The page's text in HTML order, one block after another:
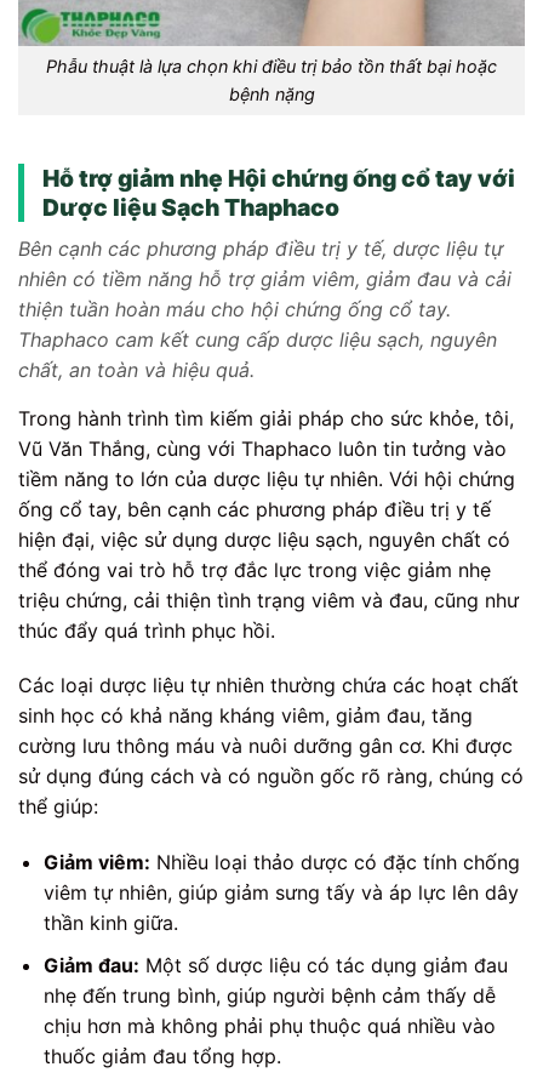
Phẫu thuật là lựa chọn khi điều trị bảo tồn thất bại hoặc
bệnh nặng
Hỗ trợ giảm nhẹ Hội chứng ống cổ tay với
Dược liệu Sạch Thaphaco
Bên cạnh các phương pháp điều trị y tế, dược liệu tự
nhiên có tiềm năng hỗ trợ giảm viêm, giảm đau và cải
thiện tuần hoàn máu cho hội chứng ống cổ tay.
Thaphaco cam kết cung cấp dược liệu sạch, nguyên
chất, an toàn và hiệu quả.
Trong hành trình tìm kiếm giải pháp cho sức khỏe, tôi,
Vũ Văn Thắng, cùng với Thaphaco luôn tin tưởng vào
tiềm năng to lớn của dược liệu tự nhiên. Với hội chứng
ống cổ tay, bên cạnh các phương pháp điều trị y tế
hiện đại, việc sử dụng dược liệu sạch, nguyên chất có
thể đóng vai trò hỗ trợ đắc lực trong việc giảm nhẹ
triệu chứng, cải thiện tình trạng viêm và đau, cũng như
thúc đẩy quá trình phục hồi.
Các loại dược liệu tự nhiên thường chứa các hoạt chất
sinh học có khả năng kháng viêm, giảm đau, tăng
cường lưu thông máu và nuôi dưỡng gân cơ. Khi được
sử dụng đúng cách và có nguồn gốc rõ ràng, chúng có
thể giúp:
Giảm viêm: Nhiều loại thảo dược có đặc tính chống
viêm tự nhiên, giúp giảm sưng tấy và áp lực lên dây
thần kinh giữa.
Giảm đau: Một số dược liệu có tác dụng giảm đau
nhẹ đến trung bình, giúp người bệnh cảm thấy dễ
chịu hơn mà không phải phụ thuộc quá nhiều vào
thuốc giảm đau tổng hợp.